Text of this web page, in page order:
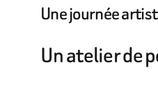
Une journée
Un atelier de